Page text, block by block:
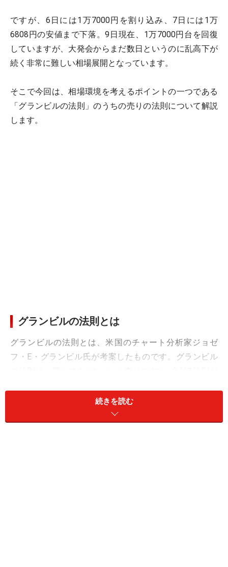
ですが、6日には1万7000円を割り込み、7日には1万
6808円の安値まで下落。9日現在、1万7000円台を回復
していますが、大発会からまだ数日というのに乱高下が
続く非常に難しい相場展開となっています。
そこで今回は、相場環境を考えるポイントの一つである
「グランビルの法則」のうちの売りの法則について解説
します。
グランビルの法則とは
グランビルの法則とは、米国のチャート分析家ジョゼ
フ・E・グランビル氏が考案したものです。グランビル
1. 売りシグナル1：移動平均線が上昇後に横ばいか下落
続きを読む